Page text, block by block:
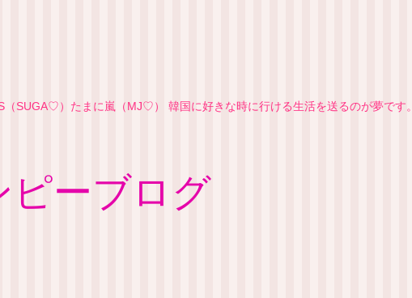
SUGA♡）たまに嵐（MJ♡） 韓国に好きな時に行ける生活を送るのが夢です。
ピーブログ